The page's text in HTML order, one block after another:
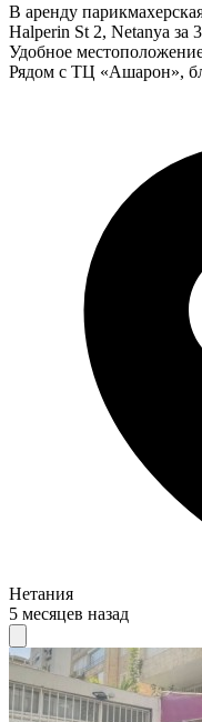
В аренду
Halperin St 2, Netanya
Удобное
Рядом с ТЦ «Ашарон»,
Нетания
5 месяцев назад